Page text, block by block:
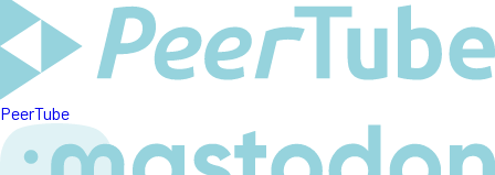
PeerTube